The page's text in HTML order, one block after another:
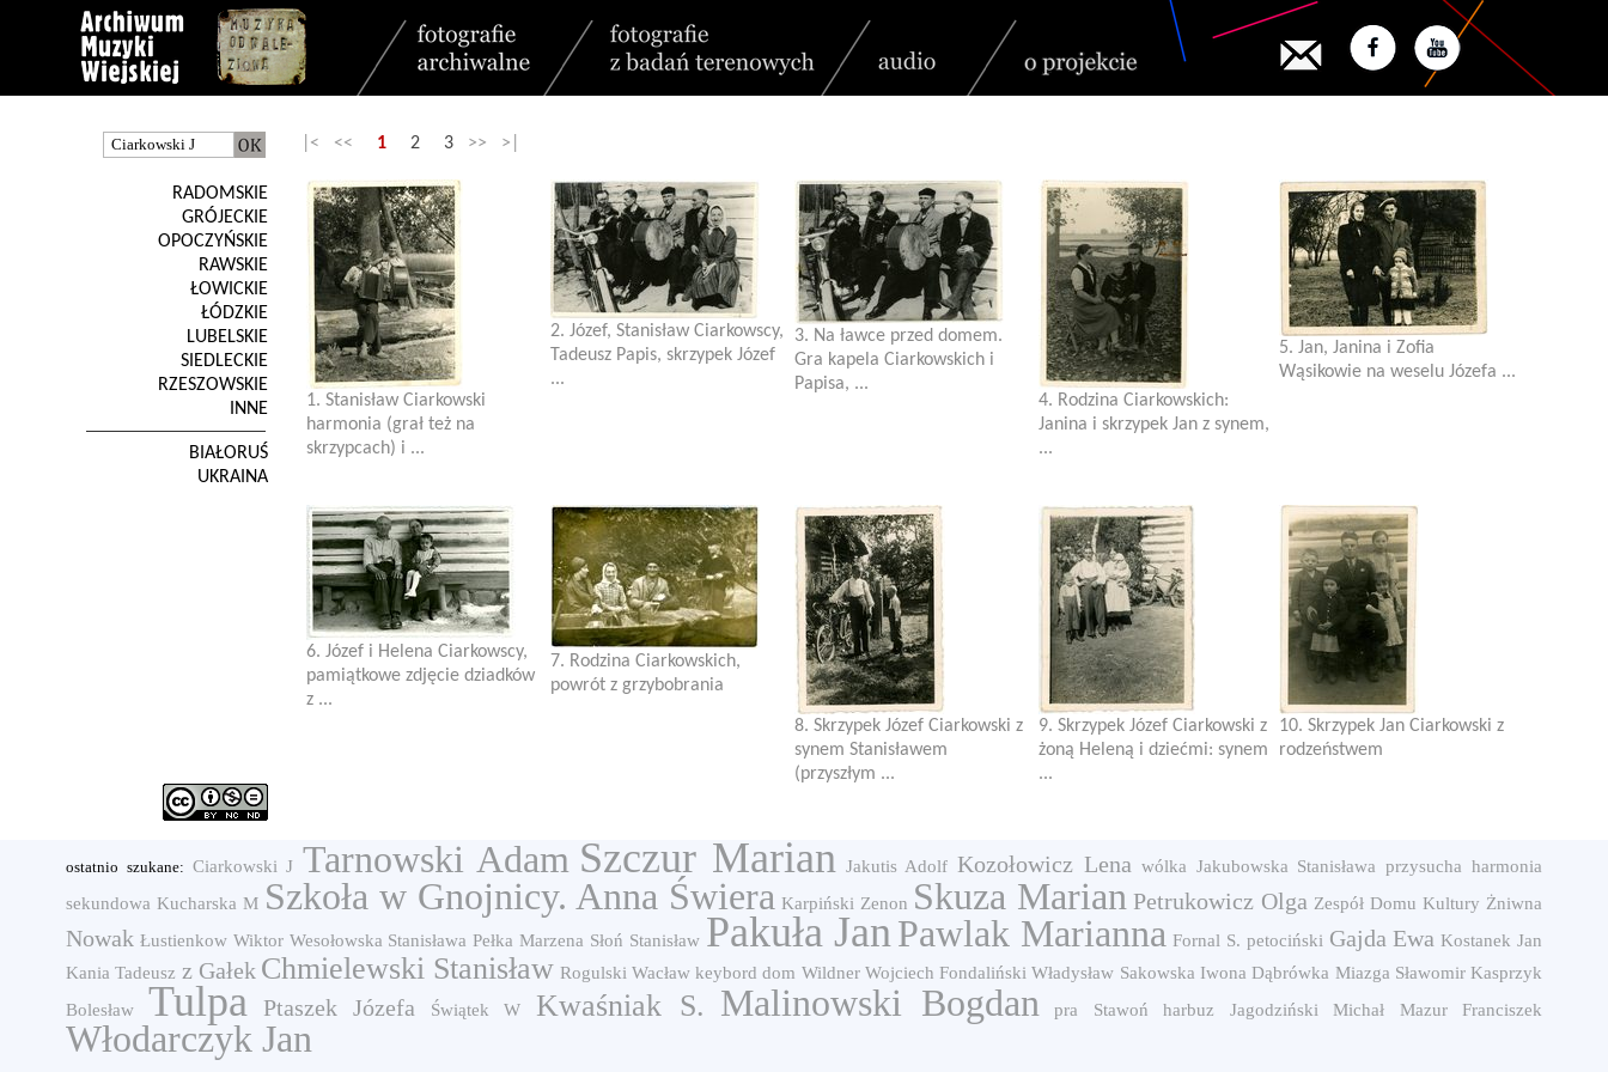
RADOMSKIE
GRÓJECKIE
OPOCZYŃSKIE
RAWSKIE
ŁOWICKIE
ŁÓDZKIE
LUBELSKIE
SIEDLECKIE
RZESZOWSKIE
INNE
BIAŁORUŚ
UKRAINA
|< << 1 2 3 >> >|
1. Stanisław Ciarkowski
harmonia (grał też na
skrzypcach) i ...
2. Józef, Stanisław Ciarkowscy,
Tadeusz Papis, skrzypek Józef
...
3. Na ławce przed domem.
Gra kapela Ciarkowskich i
Papisa, ...
4. Rodzina Ciarkowskich:
Janina i skrzypek Jan z synem,
...
5. Jan, Janina i Zofia
Wąsikowie na weselu Józefa ...
6. Józef i Helena Ciarkowscy,
pamiątkowe zdjęcie dziadków
z ...
7. Rodzina Ciarkowskich,
powrót z grzybobrania
8. Skrzypek Józef Ciarkowski z
synem Stanisławem
(przyszłym ...
9. Skrzypek Józef Ciarkowski z
żoną Heleną i dziećmi: synem
...
10. Skrzypek Jan Ciarkowski z
rodzeństwem
ostatnio szukane: Ciarkowski J Tarnowski Adam Szczur Marian Jakutis Adolf Kozołowicz Lena wólka Jakubowska Stanisława przysucha harmonia
sekundowa Kucharska M Szkoła w Gnojnicy. Anna Świera Karpiński Zenon Skuza Marian Petrukowicz Olga Zespół Domu Kultury Żniwna
Nowak Łustienkow Wiktor Wesołowska Stanisława Pełka Marzena Słoń Stanisław Pakuła JanPawlak Marianna Fornal S. petociński Gajda Ewa Kostanek Jan
Kania Tadeusz z Gałek Chmielewski Stanisław Rogulski Wacław keybord dom Wildner Wojciech Fondaliński Władysław Sakowska Iwona Dąbrówka Miazga Sławomir Kasprzyk
Bolesław
Tulpa Ptaszek Józefa Świątek W Kwaśniak S. Malinowski Bogdan pra Stawoń harbuz Jagodziński Michał Mazur Franciszek
Włodarczyk Jan